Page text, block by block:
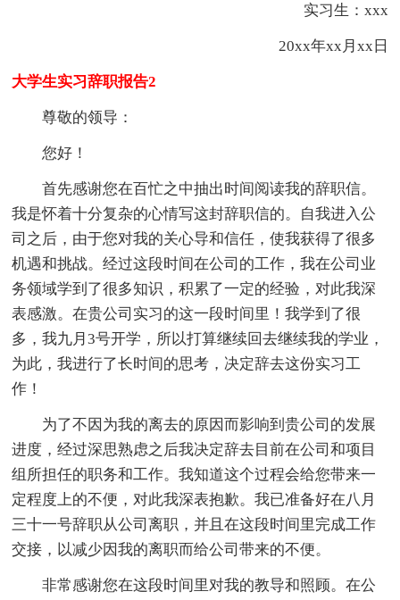
实习生：xxx
20xx年xx月xx日
大学生实习辞职报告2
尊敬的领导：
您好！
首先感谢您在百忙之中抽出时间阅读我的辞职信。
我是怀着十分复杂的心情写这封辞职信的。自我进入公
司之后，由于您对我的关心导和信任，使我获得了很多
机遇和挑战。经过这段时间在公司的工作，我在公司业
务领域学到了很多知识，积累了一定的经验，对此我深
表感激。在贵公司实习的这一段时间里！我学到了很
多，我九月3号开学，所以打算继续回去继续我的学业，
为此，我进行了长时间的思考，决定辞去这份实习工
作！
为了不因为我的离去的原因而影响到贵公司的发展
进度，经过深思熟虑之后我决定辞去目前在公司和项目
组所担任的职务和工作。我知道这个过程会给您带来一
定程度上的不便，对此我深表抱歉。我已准备好在八月
三十一号辞职从公司离职，并且在这段时间里完成工作
交接，以减少因我的离职而给公司带来的不便。
非常感谢您在这段时间里对我的教导和照顾。在公